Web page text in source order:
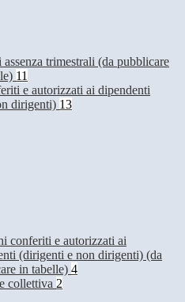
assenza trimestrali (da pubblicare
11
e autorizzati ai dipendenti
dirigenti) 13
conferiti e autorizzati ai
(dirigenti e non dirigenti) (da
in tabelle) 4
collettiva 2